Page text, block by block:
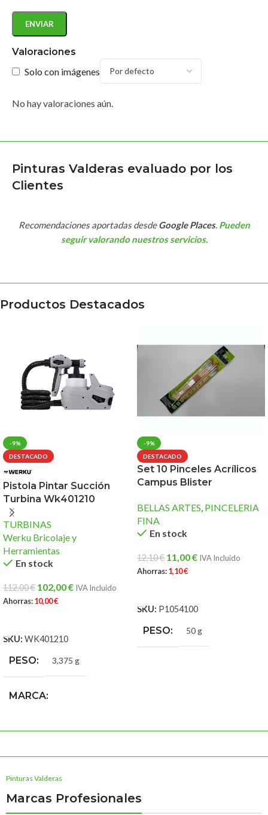
Valoraciones
Solo con imágenes
No hay valoraciones aún.
Pinturas Valderas evaluado por los
Clientes
Recomendaciones aportadas desdeGoogle Places. Pueden
seguir valorando nuestros servicios.
Productos Destacados
-9%
DESTACADO
Pistola Pintar Succión
Turbina Wk401210
TURBINAS
Werku Bricolaje y
Herramientas
En stock
112,00€ 102,00€ IVA Incluido
Ahorras:10,00€
SKU: WK401210
PESO 3,375 g
MARCA
-9%
DESTACADO
Set 10 Pinceles Acrílicos
Campus Blister
BELLAS ARTES, PINCELERIA
FINA
En stock
12,10€ 11,00€ IVA Incluido
Ahorras:1,10€
SKU: P1054100
PESO 50 g
Pinturas Valderas
Marcas Profesionales